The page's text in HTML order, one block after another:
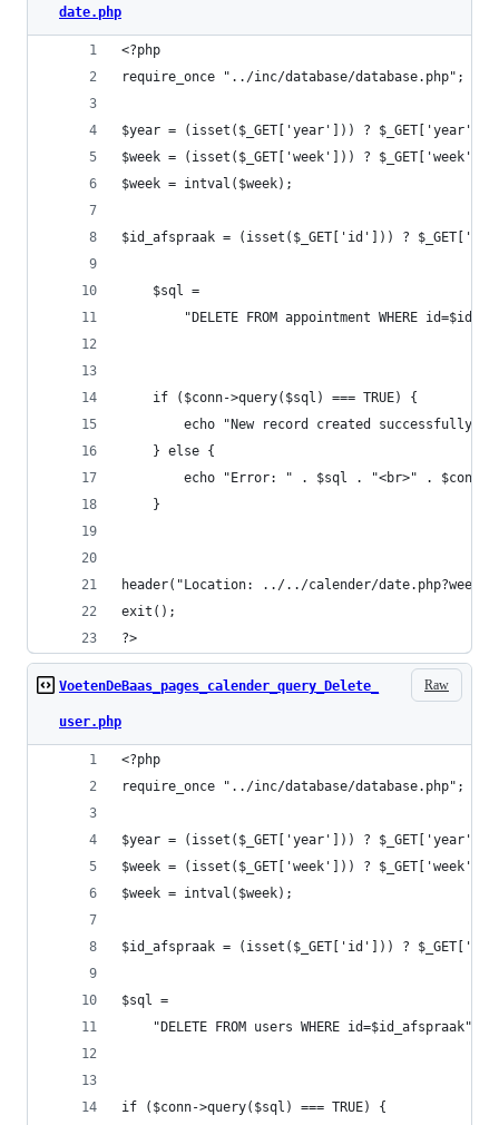
date.php
<?php
require_once "../inc/database/database.php";
$year = (isset($_GET['year'])) ? $_GET['year']
$week = (isset($_GET['week'])) ? $_GET['week']
$week = intval($week);
$id_afspraak = (isset($_GET['id'])) ?
    $sql =
"DELETE FROM appointment WHERE
    if ($conn->query($sql) === TRUE) {
        echo "New record created successfully";
    } else {
echo "Error: " . $sql . "<br>" . $conn-
    }
header("Location: ../../calender/
exit();
?>
Raw
VoetenDeBaas_pages_calender_query_Delete_
user.php
<?php
require_once "../inc/database/database.php";
$year = (isset($_GET['year'])) ? $_GET['year']
$week = (isset($_GET['week'])) ? $_GET['week']
$week = intval($week);
$id_afspraak = (isset($_GET['id'])) ?
$sql =
    "DELETE FROM users WHERE id=$id_afspraak";
if ($conn->query($sql) === TRUE) {